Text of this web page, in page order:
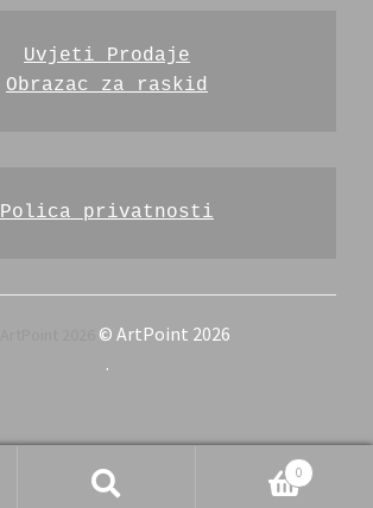
Uvjeti Prodaje
Obrazac za raskid
Polica privatnosti
© ArtPoint 2026
.
0